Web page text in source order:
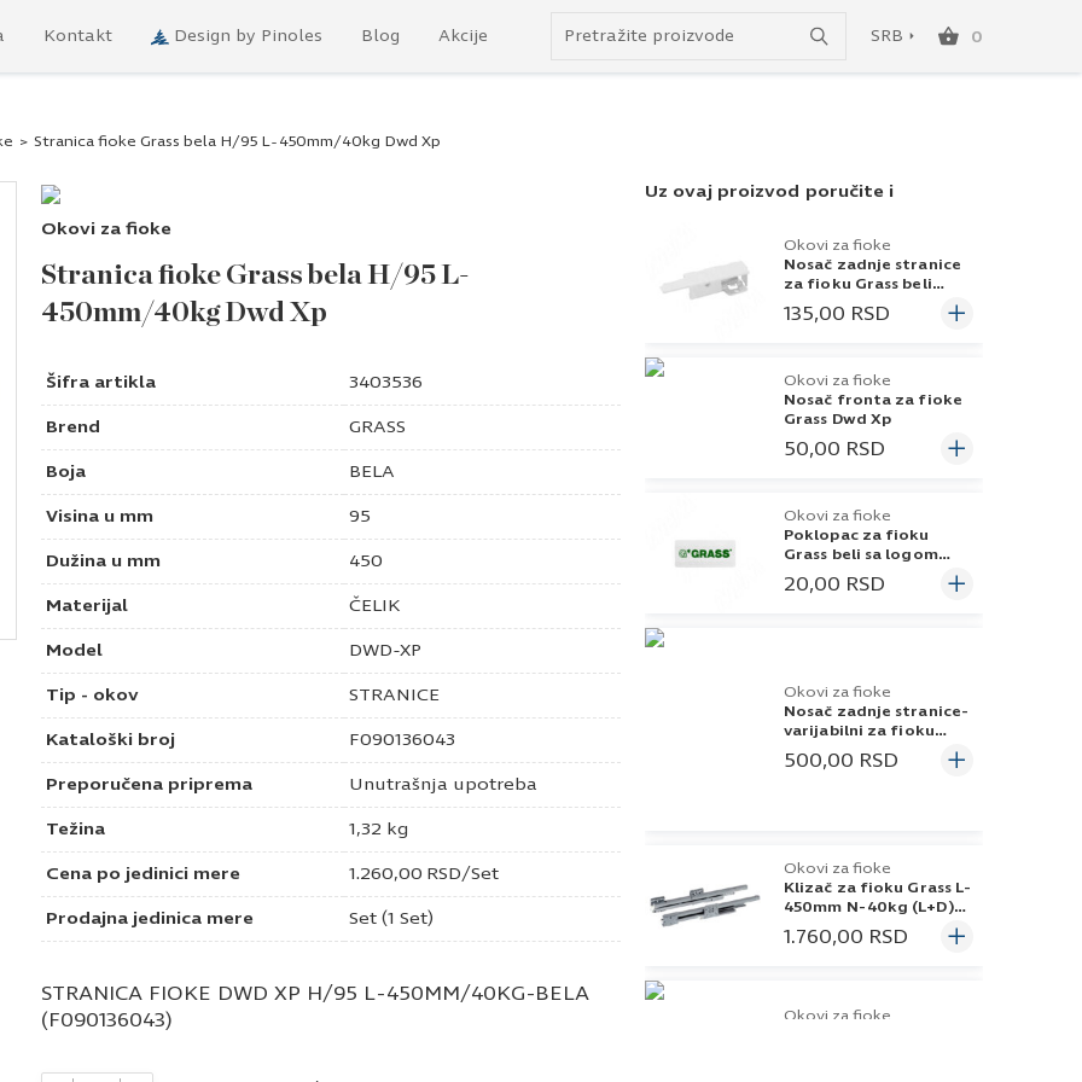
Kontakt Design by Pinoles Blog Akcije SRB 0
> Stranica fioke Grass bela H/95 L-450mm/40kg Dwd Xp
Okovi za fioke
Stranica fioke Grass bela H/95 L-
450mm/40kg Dwd Xp
Šifra artikla 3403536
Brend GRASS
Boja BELA
Visina u mm 95
Dužina u mm 450
Materijal ČELIK
Model DWD-XP
Tip - okov STRANICE
Kataloški broj F090136043
Preporučena priprema Unutrašnja upotreba
Težina 1,32 kg
Cena po jedinici mere 1.260,00 RSD/Set
Prodajna jedinica mere Set (1 Set)
STRANICA FIOKE DWD XP H/95 L-450MM/40KG-BELA
(F090136043)
Uz ovaj proizvod poručite i
Okovi za fioke
Nosač zadnje stranice
za fioku Grass beli
H/86 Dwd Xp
135,00 RSD
Okovi za fioke
Nosač fronta za fioke
Grass Dwd Xp
50,00 RSD
Okovi za fioke
Poklopac za fioku
Grass beli sa logom
Dwd Xp
20,00 RSD
Okovi za fioke
Nosač zadnje stranice-
varijabilni za fioku
Grass beli H/86 Dwd Xp
500,00 RSD
Okovi za fioke
Klizač za fioku Grass L-
450mm N-40kg (L+D)
Dwd Xp
1.760,00 RSD
Okovi za fioke